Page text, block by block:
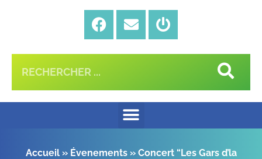
Accueil» Évenements» Concert “Les Gars d’la